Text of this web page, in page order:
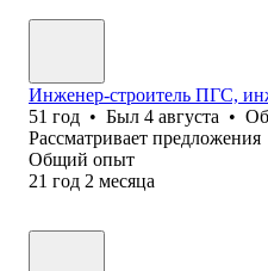
Инженер-строитель ПГС,
51 год • Был 4 августа •
Рассматривает предложения
Общий опыт
21 год 2 месяца